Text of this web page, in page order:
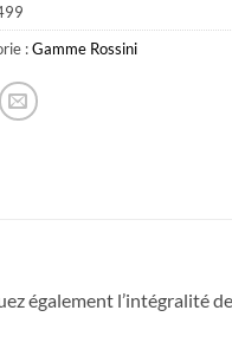
:Gamme Rossini
également l’intégralité